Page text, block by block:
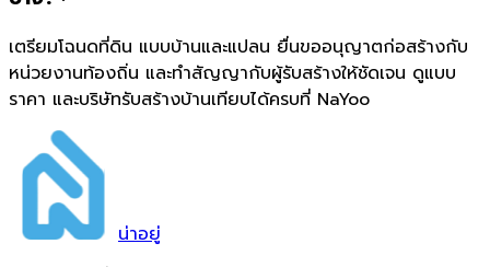
เตรียมโฉนดที่ดิน แบบบ้านและแปลน ยื่นขออนุญาตก่อสร้างกับ
หน่วยงานท้องถิ่น และทำสัญญากับผู้รับสร้างให้ชัดเจน ดูแบบ
ราคา และบริษัทรับสร้างบ้านเทียบได้ครบที่ NaYoo
น่าอยู่